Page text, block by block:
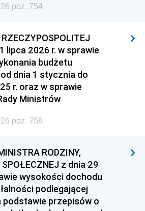
poz. 754
lipca 2026 r. w sprawie
budżetu
dnia 1 stycznia do
r. oraz w sprawie
Ministrów
poz. 756
RODZINY,
z dnia 29
wysokości dochodu
podlegającej
podstawie przepisów o